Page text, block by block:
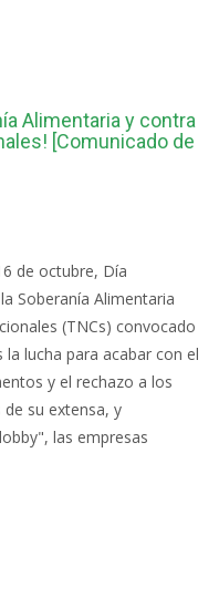
Alimentaria y contra
[Comunicado de
de octubre, Día
Soberanía Alimentaria
(TNCs) convocado
lucha para acabar con el
y el rechazo a los
su extensa, y
las empresas